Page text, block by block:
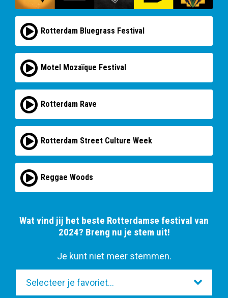
Rotterdam Bluegrass Festival
Motel Mozaïque Festival
Rotterdam Rave
Rotterdam Street Culture Week
Reggae Woods
Wat vind jij het beste Rotterdamse festival van
2024? Breng nu je stem uit!
Je kunt niet meer stemmen.